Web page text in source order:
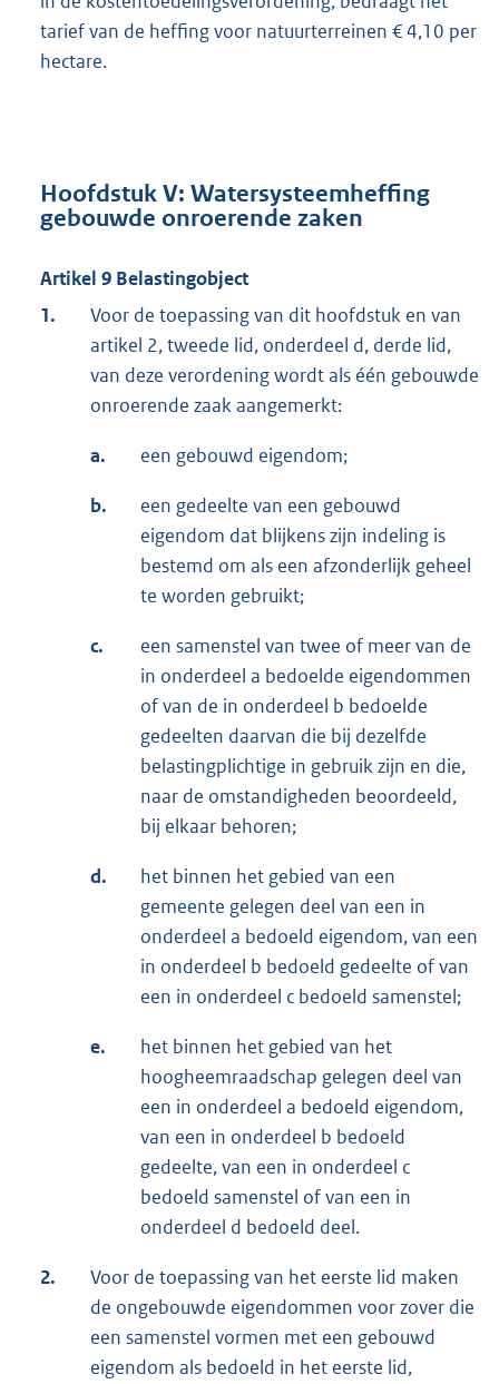
tarief van de heffing voor natuurterreinen € 4,10 per
hectare.
Hoofdstuk V: Watersysteemheffing
gebouwde onroerende zaken
Artikel 9 Belastingobject
1.
Voor de toepassing van dit hoofdstuk en van
artikel 2, tweede lid, onderdeel d, derde lid,
van deze verordening wordt als één gebouwde
onroerende zaak aangemerkt:
a. een gebouwd eigendom;
b.
een gedeelte van een gebouwd
eigendom dat blijkens zijn indeling is
bestemd om als een afzonderlijk geheel
te worden gebruikt;
c.
een samenstel van twee of meer van de
in onderdeel a bedoelde eigendommen
of van de in onderdeel b bedoelde
gedeelten daarvan die bij dezelfde
belastingplichtige in gebruik zijn en die,
naar de omstandigheden beoordeeld,
bij elkaar behoren;
d.
het binnen het gebied van een
gemeente gelegen deel van een in
onderdeel a bedoeld eigendom, van een
in onderdeel b bedoeld gedeelte of van
een in onderdeel c bedoeld samenstel;
e.
het binnen het gebied van het
hoogheemraadschap gelegen deel van
een in onderdeel a bedoeld eigendom,
van een in onderdeel b bedoeld
gedeelte, van een in onderdeel c
bedoeld samenstel of van een in
onderdeel d bedoeld deel.
2.
Voor de toepassing van het eerste lid maken
de ongebouwde eigendommen voor zover die
een samenstel vormen met een gebouwd
eigendom als bedoeld in het eerste lid,